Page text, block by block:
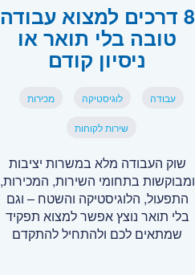
8 דרכים למצוא עבודה
טובה בלי תואר או
ניסיון קודם
עבודה לוגיסטיקה מכירות
שירות לקוחות
שוק העבודה מלא במשרות יציבות
ומבוקשות בתחומי השירות, המכירות,
התפעול, הלוגיסטיקה והשטח – וגם
בלי תואר נוצץ אפשר למצוא תפקיד
שמתאים לכם ולהתחיל להתקדם